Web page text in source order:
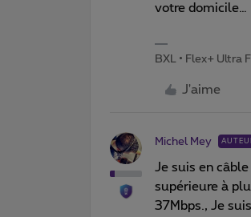
votre domicile…
BXL • Flex+ Ultra
J'aime
Michel Mey
Je suis en
supérieure à
37Mbps., Je